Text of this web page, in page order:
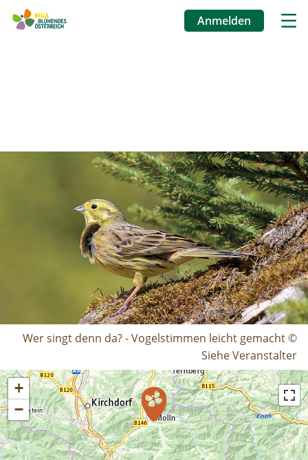
Anmelden
Wer singt denn da? - Vogelstimmen leicht gemacht ©
Siehe Veranstalter
+
−